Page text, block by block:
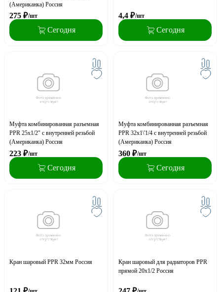
(Американка) Россия
275 ₽/шт
Сегодня
4,4 ₽/шт
Сегодня
Муфта комбинированная разъемная
PPR 25x1/2" с внутренней резьбой
(Американка) Россия
223 ₽/шт
Сегодня
Муфта комбинированная разъемная
PPR 32x1\'1/4 с внутренней резьбой
(Американка) Россия
360 ₽/шт
Сегодня
Кран шаровый PPR 32мм Россия
Кран шаровый для радиаторов PPR
прямой 20х1/2 Россия